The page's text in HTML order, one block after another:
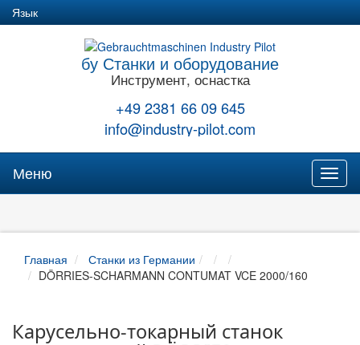
Язык
бу Станки и оборудование
Инструмент, оснастка
+49 2381 66 09 645
info@industry-pilot.com
Меню
Главная
Станки из Германии
DÖRRIES-SCHARMANN CONTUMAT VCE 2000/160
Карусельно-токарный станок